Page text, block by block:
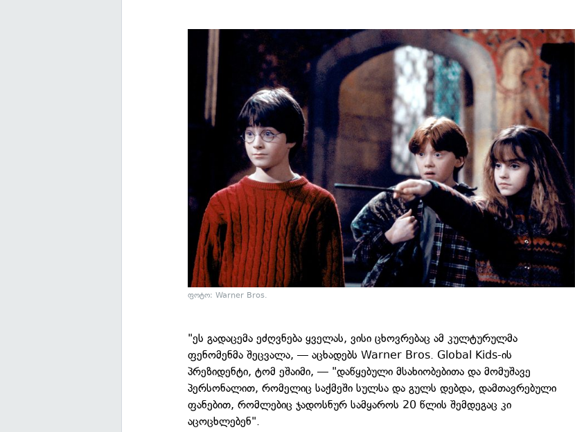
ფოტო: Warner Bros.
"ეს გადაცემა ეძღვნება ყველას, ვისი ცხოვრებაც ამ კულტურულმა
ფენომენმა შეცვალა, — აცხადებს Warner Bros. Global Kids-ის
პრეზიდენტი, ტომ ეშაიმი, — "დაწყებული მსახიობებითა და მომუშავე
პერსონალით, რომელიც საქმეში სულსა და გულს დებდა, დამთავრებული
ფანებით, რომლებიც ჯადოსნურ სამყაროს 20 წლის შემდეგაც კი
აცოცხლებენ".